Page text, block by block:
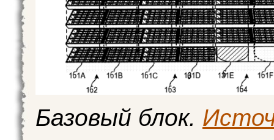
Базовый блок.